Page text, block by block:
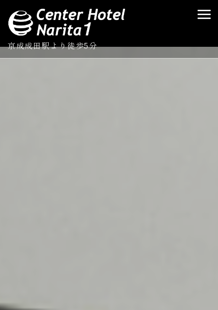
京成成田駅より徒歩5分